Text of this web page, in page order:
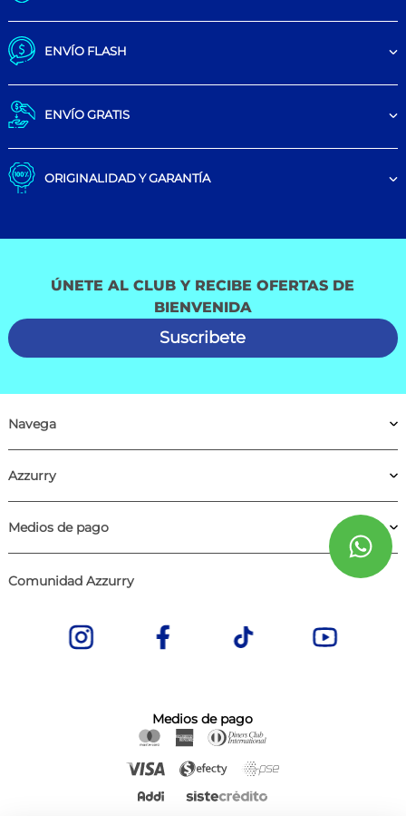
ENVÍO FLASH
ENVÍO GRATIS
ORIGINALIDAD Y GARANTÍA
ÚNETE AL CLUB Y RECIBE OFERTAS DE
BIENVENIDA
Suscribete
Navega
Azzurry
Medios de pago
Comunidad Azzurry
Medios de pago